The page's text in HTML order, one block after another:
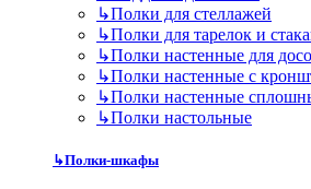
↳Полки для стеллажей
↳Полки для тарелок и
↳Полки настенные для
↳Полки настенные с
↳Полки настенные
↳Полки настольные
↳Полки-шкафы